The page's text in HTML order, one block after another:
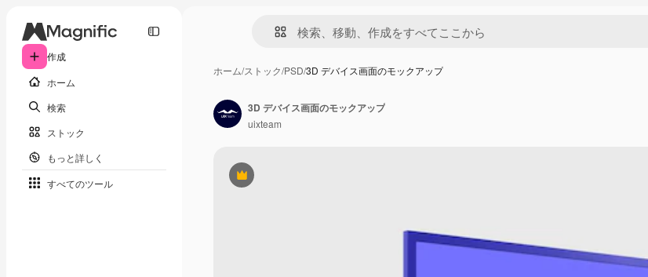
作成
ホーム
検索
ストック
もっと詳しく
すべてのツール
ホーム/ストック/PSD/3D デバイス画面のモックアップ
Premium
3D デバイス画面のモックアップ
uixteam